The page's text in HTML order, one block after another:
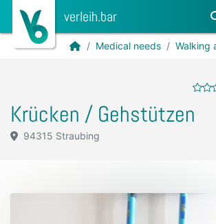
verleih.bar
Medical needs Walking
Krücken / Gehstützen
94315 Straubing